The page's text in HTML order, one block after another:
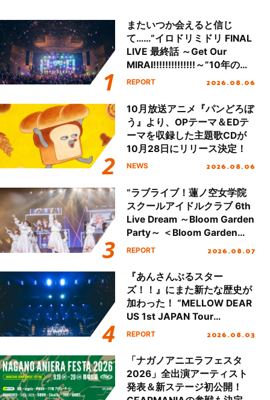
またいつか会えると信じ
て……“イロドリミドリ FINAL
LIVE 最終話 ～Get Our
MIRAI!!!!!!!!!!!!!!～”10年の活
動を経てファイナルを迎える
REPORT 2026.08.06
10月放送アニメ『パンどろぼ
う』より、OPテーマ＆EDテ
ーマを収録した主題歌CDが
10月28日にリリース決定！
NEWS 2026.08.06
“ラブライブ！蓮ノ空女学院
スクールアイドルクラブ 6th
Live Dream ～Bloom Garden
Party～ ＜Bloom Garden
Party Stage／埼玉公演＞”
REPORT 2026.08.07
『あんさんぶるスター
ズ！！』にまた新たな歴史が
加わった！ “MELLOW DEAR
US 1st JAPAN Tour
Final「NICE to meet YOU
ート!!
REPORT 2026.08.03
「ナガノアニエラフェスタ
2026」全出演アーティスト
発表＆新ステージ初公開！